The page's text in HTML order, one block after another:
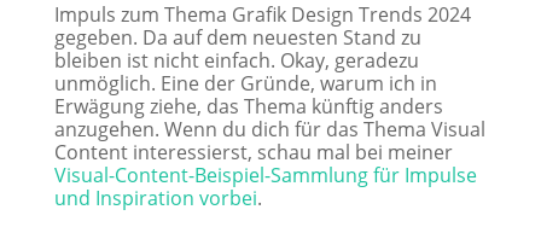
Impuls zum Thema Grafik Design Trends 2024
gegeben. Da auf dem neuesten Stand zu
bleiben ist nicht einfach. Okay, geradezu
unmöglich. Eine der Gründe, warum ich in
Erwägung ziehe, das Thema künftig anders
anzugehen. Wenn du dich für das Thema Visual
Content interessierst, schau mal bei meiner
Visual-Content-Beispiel-Sammlung für Impulse
und Inspiration vorbei.